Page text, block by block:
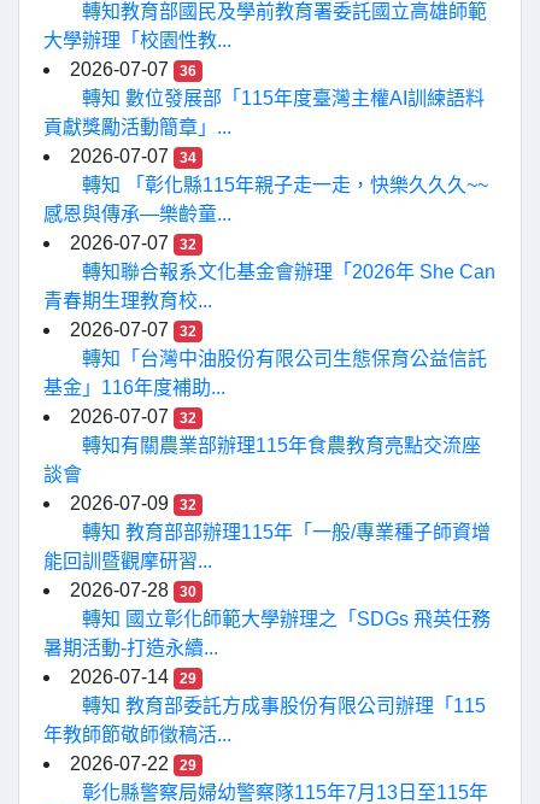
轉知教育部國民及學前教育署委託國立高雄師範
大學辦理「校園性教...
2026-07-07
36
轉知 數位發展部「115年度臺灣主權AI訓練語料
貢獻獎勵活動簡章」...
2026-07-07
34
轉知 「彰化縣115年親子走一走，快樂久久久~~
感恩與傳承—樂齡童...
2026-07-07
32
轉知聯合報系文化基金會辦理「2026年 She Can
青春期生理教育校...
2026-07-07
32
轉知「台灣中油股份有限公司生態保育公益信託
基金」116年度補助...
2026-07-07
32
轉知有關農業部辦理115年食農教育亮點交流座
談會
2026-07-09
32
轉知 教育部部辦理115年「一般/專業種子師資增
能回訓暨觀摩研習...
2026-07-28
30
轉知 國立彰化師範大學辦理之「SDGs 飛英任務
暑期活動-打造永續...
2026-07-14
29
轉知 教育部委託方成事股份有限公司辦理「115
年教師節敬師徵稿活...
2026-07-22
29
彰化縣警察局婦幼警察隊115年7月13日至115年